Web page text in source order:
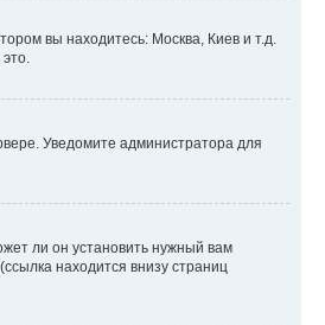
вы находитесь: Москва, Киев и т.д.
Уведомите администратора для
ли он установить нужный вам
находится внизу страниц